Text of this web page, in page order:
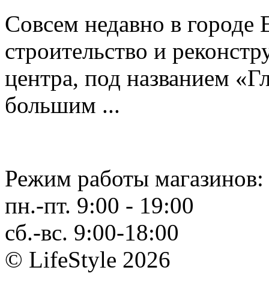
Совсем недавно в городе
строительство и
центра, под названием
большим ...
Режим работы магазинов:
пн.-пт. 9:00 - 19:00
сб.-вс. 9:00-18:00
© LifeStyle 2026